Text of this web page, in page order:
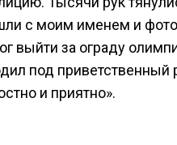
с моим именем и
выйти за ограду
под
и приятно».